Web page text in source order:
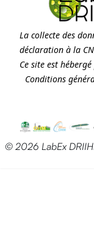
La collecte des
déclaration à la
Ce site est
Conditions
© 2026 LabEx